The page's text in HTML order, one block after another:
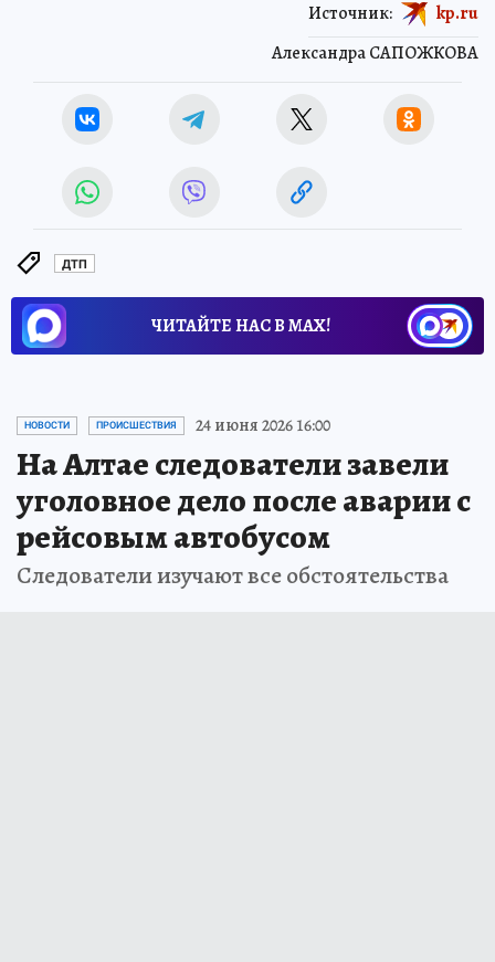
Александра САПОЖКОВА
Источник: kp.ru
ДТП
ЧИТАЙТЕ НАС В МАХ!
НОВОСТИ ПРОИСШЕСТВИЯ 24 июня 2026 16:00
На Алтае следователи завели
уголовное дело после аварии с
рейсовым автобусом
Следователи изучают все обстоятельства